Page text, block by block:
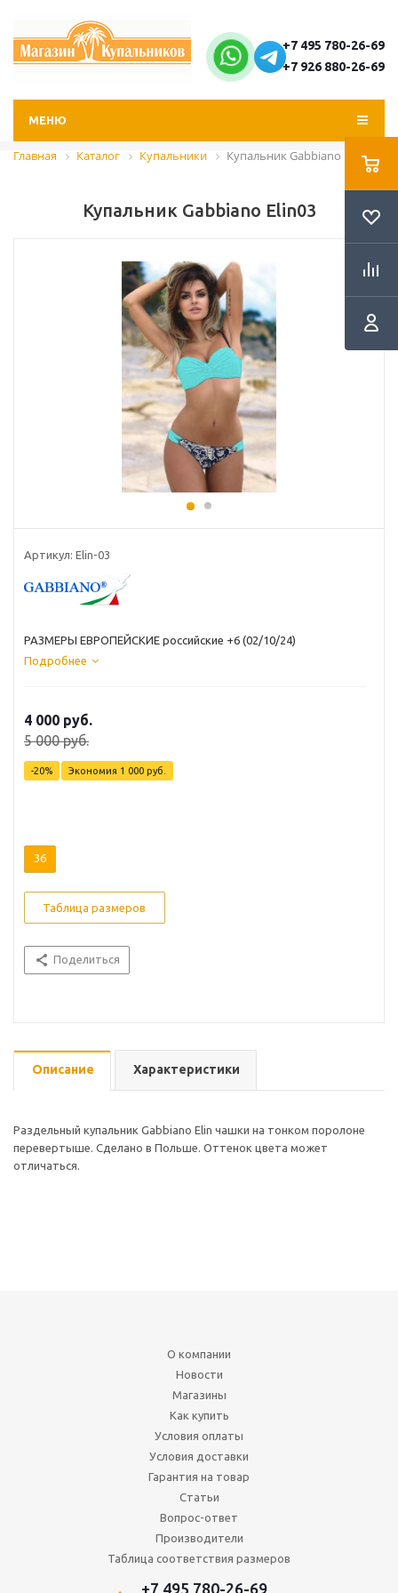
+7 495 780-26-69
+7 926 880-26-69
МЕНЮ
Главная Каталог Купальники Купальник Gabbiano Elin03
Купальник Gabbiano Elin03
Артикул: Elin-03
РАЗМЕРЫ ЕВРОПЕЙСКИЕ российские +6 (02/10/24)
Подробнее
4 000 руб.
5 000 руб.
-20% Экономия 1 000 руб.
36
Таблица размеров
Поделиться
Описание Характеристики
Раздельный купальник Gabbiano Elin чашки на тонком поролоне
перевертыше. Сделано в Польше. Оттенок цвета может
отличаться.
О компании
Новости
Магазины
Как купить
Условия оплаты
Условия доставки
Гарантия на товар
Статьи
Вопрос-ответ
Производители
Таблица соответствия размеров
+7 495 780-26-69